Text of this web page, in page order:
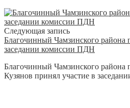
Следующая запись
Благочинный Чамзинского района
заседании комиссии ПДН
Благочинный Чамзинского района
Кузянов принял участие в